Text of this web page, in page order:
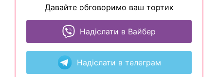
Давайте обговоримо ваш тортик
Надіслати в Вайбер
Надіслати в телеграм